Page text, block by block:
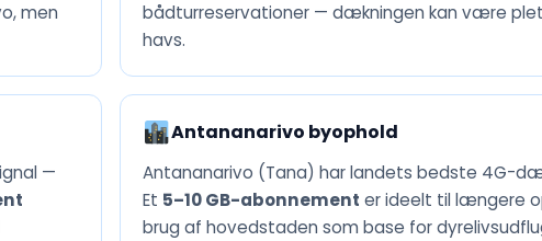
men
bådturreservationer — dækningen kan være
havs.
—
Antananarivo byophold
Antananarivo (Tana) har landets bedste 4G-
Et 5–10 GB-abonnement er ideelt til længere
brug af hovedstaden som base for